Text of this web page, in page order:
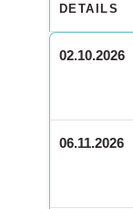
DETAILS
02.10.2026
06.11.2026